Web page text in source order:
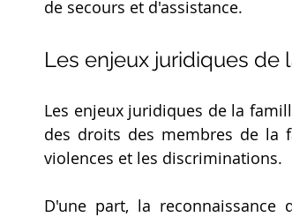
de secours et d'assistance.
Les enjeux juridiques
Les enjeux juridiques de la
des droits des membres de la
violences et les discriminations.
D'une part, la